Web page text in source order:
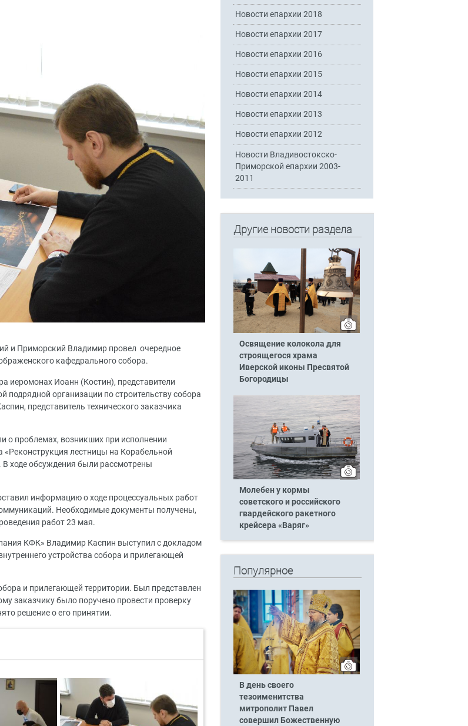
и Приморский Владимир провел очередное
кафедрального собора.
иеромонах Иоанн (Костин), представители
подрядной организации по строительству собора
представитель технического заказчика
о проблемах, возникших при исполнении
лестницы на Корабельной
В ходе обсуждения были рассмотрены
информацию о ходе процессуальных работ
Необходимые документы получены,
работ 23 мая.
КФК» Владимир Каспин выступил с докладом
устройства собора и прилегающей
и прилегающей территории. Был представлен
заказчику было поручено провести проверку
решение о его принятии.
Новости епархии 2018
Новости епархии 2017
Новости епархии 2016
Новости епархии 2015
Новости епархии 2014
Новости епархии 2013
Новости епархии 2012
Новости Владивостокско-
Приморской епархии 2003-
2011
Другие новости раздела
Освящение колокола для
строящегося храма
Иверской иконы Пресвятой
Богородицы
Молебен у кормы
советского и российского
гвардейского ракетного
крейсера «Варяг»
Популярное
В день своего
тезоименитства
митрополит Павел
совершил Божественную